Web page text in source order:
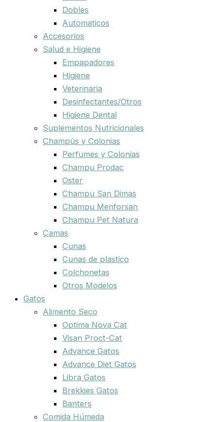
Dobles
Automaticos
Accesorios
Salud e Higiene
Empapadores
Higiene
Veterinaria
Desinfectantes/Otros
Higiene Dental
Suplementos Nutricionales
Champús y Colonias
Perfumes y Colonias
Champu Prodac
Oster
Champu San Dimas
Champu Menforsan
Champu Pet Natura
Camas
Cunas
Cunas de plastico
Colchonetas
Otros Modelos
Gatos
Alimento Seco
Optima Nova Cat
Visan Proct-Cat
Advance Gatos
Advance Diet Gatos
Libra Gatos
Brekkies Gatos
Banters
Comida Húmeda